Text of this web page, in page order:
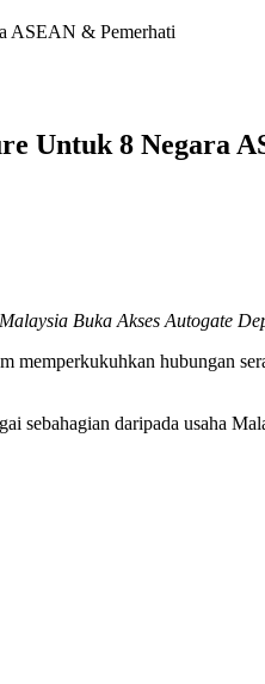
ASEAN & Pemerhati
Untuk 8 Negara
Malaysia Buka Akses Autogate
hubungan
sebahagian daripada usaha